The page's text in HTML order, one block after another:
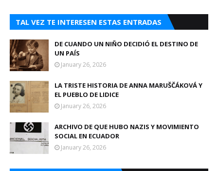
TAL VEZ TE INTERESEN ESTAS ENTRADAS
DE CUANDO UN NIÑO DECIDIÓ EL DESTINO DE
UN PAÍS
January 26, 2026
LA TRISTE HISTORIA DE ANNA MARUŠČÁKOVÁ Y
EL PUEBLO DE LIDICE
January 26, 2026
ARCHIVO DE QUE HUBO NAZIS Y MOVIMIENTO
SOCIAL EN ECUADOR
January 26, 2026